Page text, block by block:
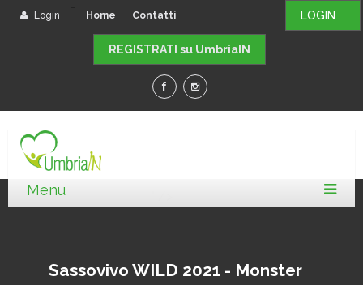
LOGIN
Login Home Contatti
REGISTRATI su UmbriaIN
Sassovivo WILD 2021 - Monster